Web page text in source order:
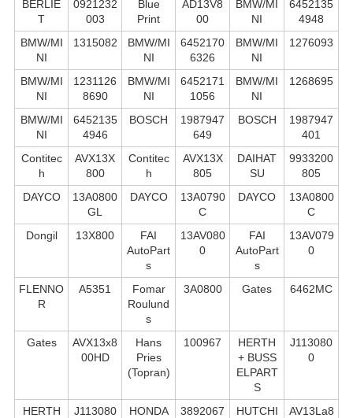
BERLIE
T
0921232
003
Blue
Print
AD13V8
00
BMW/MI
NI
6452135
4948
BMW/MI
NI
1315082
BMW/MI
NI
6452170
6326
BMW/MI
NI
1276093
BMW/MI
NI
1231126
8690
BMW/MI
NI
6452171
1056
BMW/MI
NI
1268695
BMW/MI
NI
6452135
4946
BOSCH
1987947
649
BOSCH
1987947
401
Contitec
h
AVX13X
800
Contitec
h
AVX13X
805
DAIHAT
SU
9933200
805
DAYCO
13A0800
GL
DAYCO
13A0790
C
DAYCO
13A0800
C
Dongil
13X800
FAI
AutoPart
s
13AV080
0
FAI
AutoPart
s
13AV079
0
FLENNO
R
A5351
Fomar
Roulund
s
3A0800 Gates 6462MC
Gates
AVX13x8
00HD
Hans
Pries
(Topran)
100967
HERTH
+ BUSS
ELPART
S
J113080
0
HERTH
J113080
HONDA
3892067
HUTCHI
AV13La8